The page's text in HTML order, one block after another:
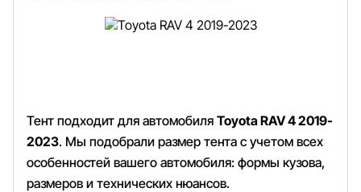
Тент подходит для автомобиля Toyota RAV 4 2019-
2023. Мы подобрали размер тента с учетом всех
особенностей вашего автомобиля: формы кузова,
размеров и технических нюансов.